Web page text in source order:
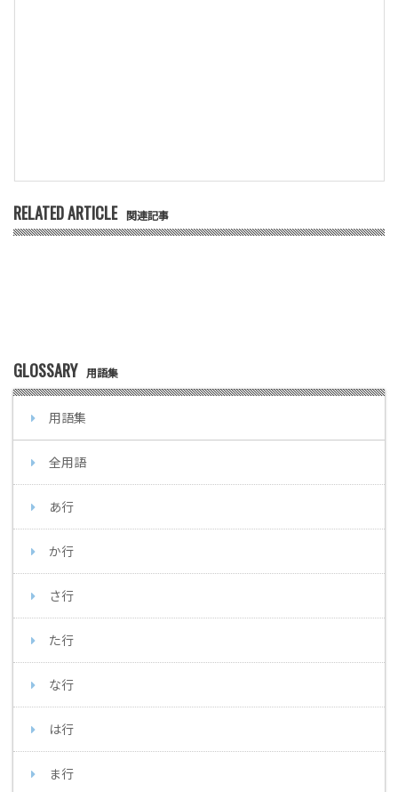
GLOSSARY 用語集
用語集
全用語
あ行
か行
さ行
た行
な行
は行
ま行
RELATED ARTICLE 関連記事